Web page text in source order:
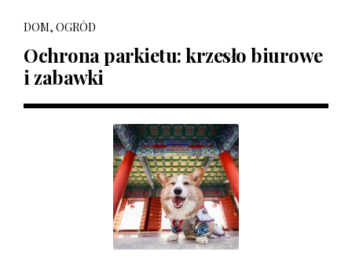
DOM, OGRÓD
Ochrona parkietu: krzesło biurowe
i zabawki